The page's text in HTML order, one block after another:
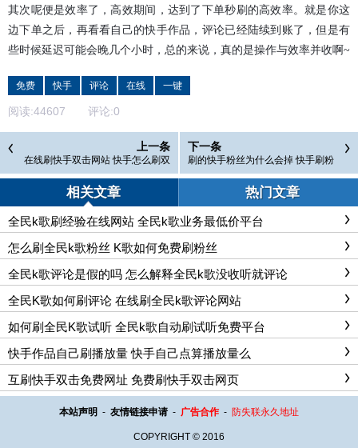
其次呢便是效率了，高效期间，达到了下单秒刷的高效率。就是你这
边下单之后，再看看自己的快手作品，评论已经陆续到账了，但是有
些时候延迟可能会晚几个小时，总的来说，真的是操作与效率并收啊~
免费 快手 评论 在线 一键
阅读:44607 评论:0
上一条
在线刷快手双击网站 快手怎么刷双
击
下一条
刷的快手粉丝为什么会掉 快手刷粉
丝掉粉怎么办
相关文章 热门文章
全民k歌刷经验在线网站 全民k歌业务最低价平台
怎么刷全民k歌粉丝 K歌如何免费刷粉丝
全民k歌评论是假的吗 怎么解释全民k歌没收听就评论
全民K歌如何刷评论 在线刷全民k歌评论网站
如何刷全民K歌试听 全民k歌自动刷试听免费平台
快手作品自己刷播放量 快手自己点算播放量么
互刷快手双击免费网址 免费刷快手双击网页
本站声明 - 友情链接申请 - 广告合作 - 防失联永久地址
COPYRIGHT © 2016